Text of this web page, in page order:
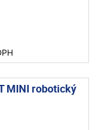
MINI robotický